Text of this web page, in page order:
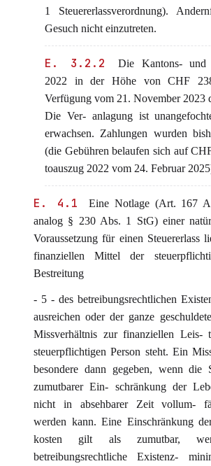
1 Steuererlassverordnung).
Gesuch nicht einzutreten.
E. 3.2.2
Die Kantons- und
2022 in der Höhe von CHF
Verfügung vom 21. November 2023
Die Ver- anlagung ist
erwachsen. Zahlungen wurden
(die Gebühren belaufen sich auf
toauszug 2022 vom 24. Februar
E. 4.1
Eine Notlage (Art. 167
analog § 230 Abs. 1 StG) einer
Voraussetzung für einen Steuererlass
finanziellen Mittel der
Bestreitung
- 5 - des betreibungsrechtlichen
ausreichen oder der ganze
Missverhältnis zur finanziellen Leis-
steuerpflichtigen Person steht. Ein
besondere dann gegeben, wenn die
zumutbarer Ein- schränkung der
nicht in absehbarer Zeit vollum-
werden kann. Eine Einschränkung
kosten gilt als zumutbar,
betreibungsrechtliche Existenz-